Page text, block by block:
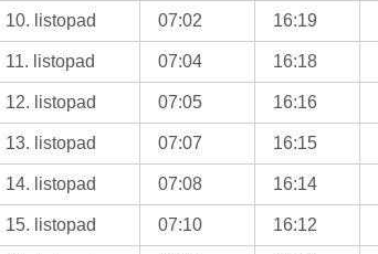
10. listopad 07:02 16:19
11. listopad 07:04 16:18
12. listopad 07:05 16:16
13. listopad 07:07 16:15
14. listopad 07:08 16:14
15. listopad 07:10 16:12